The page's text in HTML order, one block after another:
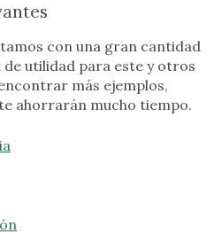
con una gran cantidad
utilidad para este y otros
más ejemplos,
ahorrarán mucho tiempo.